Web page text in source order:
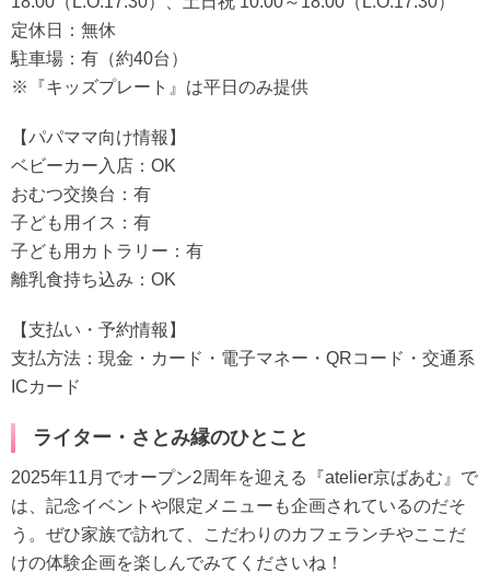
定休日：無休
駐車場：有（約40台）
※『キッズプレート』は平日のみ提供
【パパママ向け情報】
ベビーカー入店：OK
おむつ交換台：有
子ども用イス：有
子ども用カトラリー：有
離乳食持ち込み：OK
【支払い・予約情報】
支払方法：現金・カード・電子マネー・QRコード・交通系
ICカード
ライター・さとみ縁のひとこと
2025年11月でオープン2周年を迎える『atelier京ばあむ』で
は、記念イベントや限定メニューも企画されているのだそ
う。ぜひ家族で訪れて、こだわりのカフェランチやここだ
けの体験企画を楽しんでみてくださいね！